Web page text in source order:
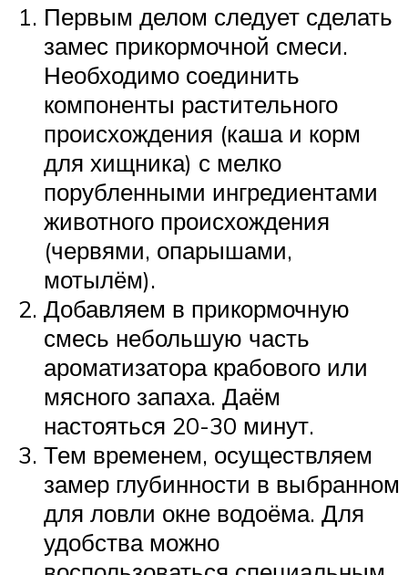
Первым делом следует сделать
замес прикормочной смеси.
Необходимо соединить
компоненты растительного
происхождения (каша и корм
для хищника) с мелко
порубленными ингредиентами
животного происхождения
(червями, опарышами,
мотылём).
Добавляем в прикормочную
смесь небольшую часть
ароматизатора крабового или
мясного запаха. Даём
настояться 20-30 минут.
Тем временем, осуществляем
замер глубинности в выбранном
для ловли окне водоёма. Для
удобства можно